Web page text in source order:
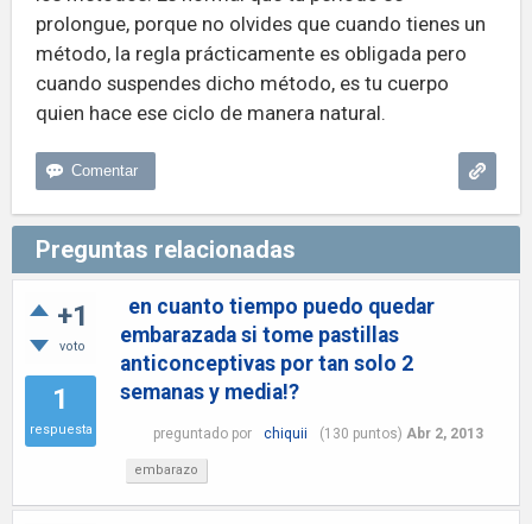
prolongue, porque no olvides que cuando tienes un
método, la regla prácticamente es obligada pero
cuando suspendes dicho método, es tu cuerpo
quien hace ese ciclo de manera natural.
Preguntas relacionadas
+1
voto
1
respuesta
en cuanto tiempo puedo quedar
embarazada si tome pastillas
anticonceptivas por tan solo 2
semanas y media!?
preguntado por chiquii (130 puntos) Abr 2, 2013
embarazo